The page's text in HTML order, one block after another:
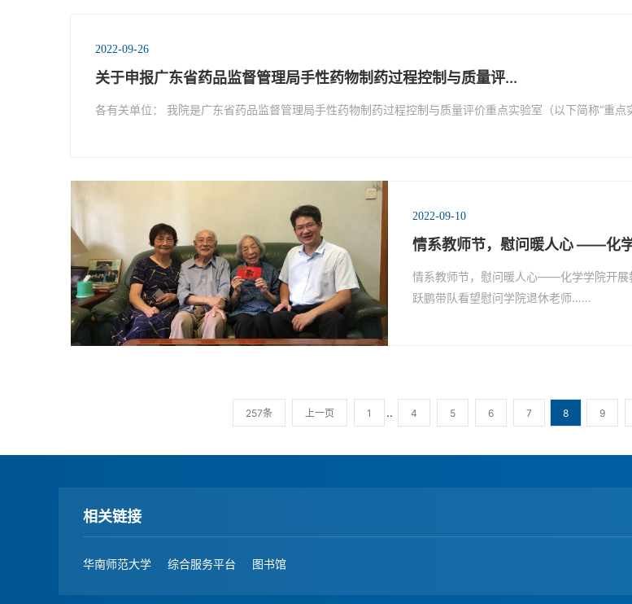
2022-09-26
关于申报广东省药品监督管理局手性药物制药过程控制与质量评...
各有关单位： 我院是广东省药品监督管理局手性药物制药过程控制与质量评价重点实验室（以下简称“重
2022-09-10
情系教师节，慰问暖人心 ——化
情系教师节，慰问暖人心——化学学院开展
跃鹏带队看望慰问学院退休老师……
257条 上一页 1 .. 4 5 6 7 8 9
相关链接
华南师范大学 综合服务平台 图书馆